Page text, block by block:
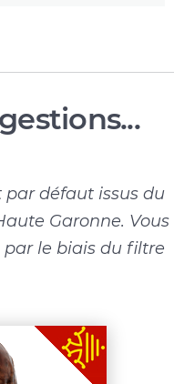
par défaut issus du
Garonne. Vous
le biais du filtre